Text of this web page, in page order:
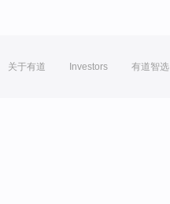
关于有道 Investors 有道智选